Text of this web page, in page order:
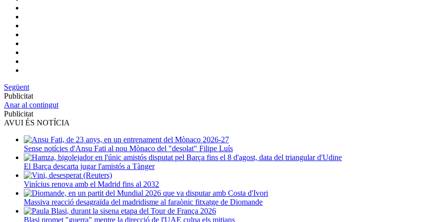
Següent
Publicitat
Anar al contingut
Publicitat
AVUI ÉS NOTÍCIA
Sense notícies d'Ansu Fati al nou Mònaco del "desolat" Filipe Luís
El Barça descarta jugar l'amistós a Tànger
Vinícius renova amb el Madrid fins al 2032
Massiva reacció desagraïda del madridisme al faraònic fitxatge de Diomande
Blasi promet "guerra" mentre la direcció de l'UAE culpa els mitjans